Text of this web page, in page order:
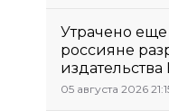
Утрачено еще
россияне
05 августа 2026